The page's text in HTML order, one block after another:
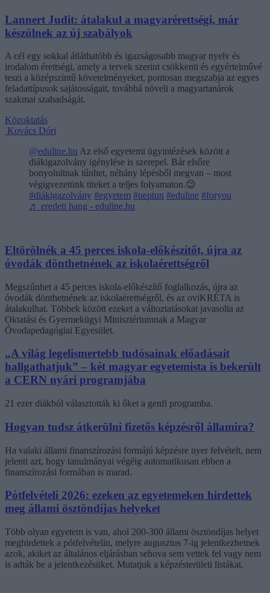
Lannert Judit: átalakul a magyarérettségi, már
készülnek az új szabályok
A cél egy sokkal átláthatóbb és igazságosabb magyar nyelv és
irodalom érettségi, amely a tervek szerint csökkenti és egyértelművé
teszi a középszintű követelményeket, pontosan megszabja az egyes
feladattípusok sajátosságait, továbbá növeli a magyartanárok
szakmai szabadságát.
Közoktatás
Kovács Dóri
@eduline.hu Az első egyetemi ügyintézések között a
diákigazolvány igénylése is szerepel. Bár elsőre
bonyolultnak tűnhet, néhány lépésből megvan – most
végigvezetünk titeket a teljes folyamaton.😉
#diákigazolvány #egyetem #neptun #eduline #foryou
♬ eredeti hang - eduline.hu
Eltörölnék a 45 perces iskola-előkészítőt, újra az
óvodák dönthetnének az iskolaérettségről
Megszűnhet a 45 perces iskola-előkészítő foglalkozás, újra az
óvodák dönthetnének az iskolaérettségről, és az oviKRÉTA is
átalakulhat. Többek között ezeket a változtatásokat javasolta az
Oktatási és Gyermekügyi Minisztériumnak a Magyar
Óvodapedagógiai Egyesület.
„A világ legelismertebb tudósainak előadásait
hallgathatjuk” – két magyar egyetemista is bekerült
a CERN nyári programjába
21 ezer diákból választották ki őket a genfi programba.
Hogyan tudsz átkerülni fizetős képzésről államira?
Ha valaki állami finanszírozási formájú képzésre nyer felvételt, nem
jelenti azt, hogy tanulmányai végéig automatikusan ebben a
finanszírozási formában is marad.
Pótfelvételi 2026: ezeken az egyetemeken hirdettek
meg állami ösztöndíjas helyeket
Több olyan egyetem is van, ahol 200-300 állami ösztöndíjas helyet
meghirdettek a pótfelvételin, melyre augusztus 7-ig jelentkezhetnek
azok, akiket az általános eljárásban sehova sem vettek fel vagy nem
is adták be a jelentkezésüket. Mutatjuk a képzésterületi listákat.